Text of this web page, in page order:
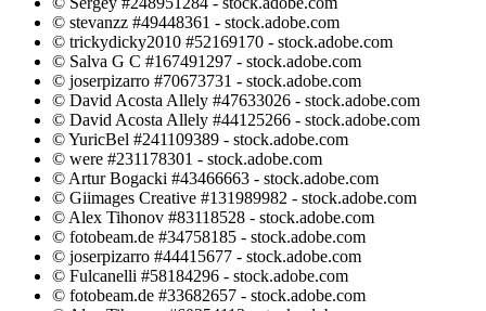
© stevanzz #49448361 - stock.adobe.com
© trickydicky2010 #52169170 - stock.adobe.com
© Salva G C #167491297 - stock.adobe.com
© joserpizarro #70673731 - stock.adobe.com
© David Acosta Allely #47633026 - stock.adobe.com
© David Acosta Allely #44125266 - stock.adobe.com
© YuricBel #241109389 - stock.adobe.com
© were #231178301 - stock.adobe.com
© Artur Bogacki #43466663 - stock.adobe.com
© Giimages Creative #131989982 - stock.adobe.com
© Alex Tihonov #83118528 - stock.adobe.com
© fotobeam.de #34758185 - stock.adobe.com
© joserpizarro #44415677 - stock.adobe.com
© Fulcanelli #58184296 - stock.adobe.com
© fotobeam.de #33682657 - stock.adobe.com